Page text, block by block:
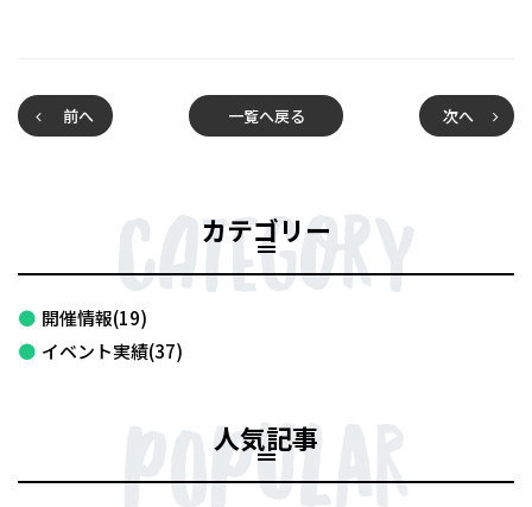
前へ 一覧へ戻る 次へ
カテゴリー
開催情報(19)
イベント実績(37)
人気記事